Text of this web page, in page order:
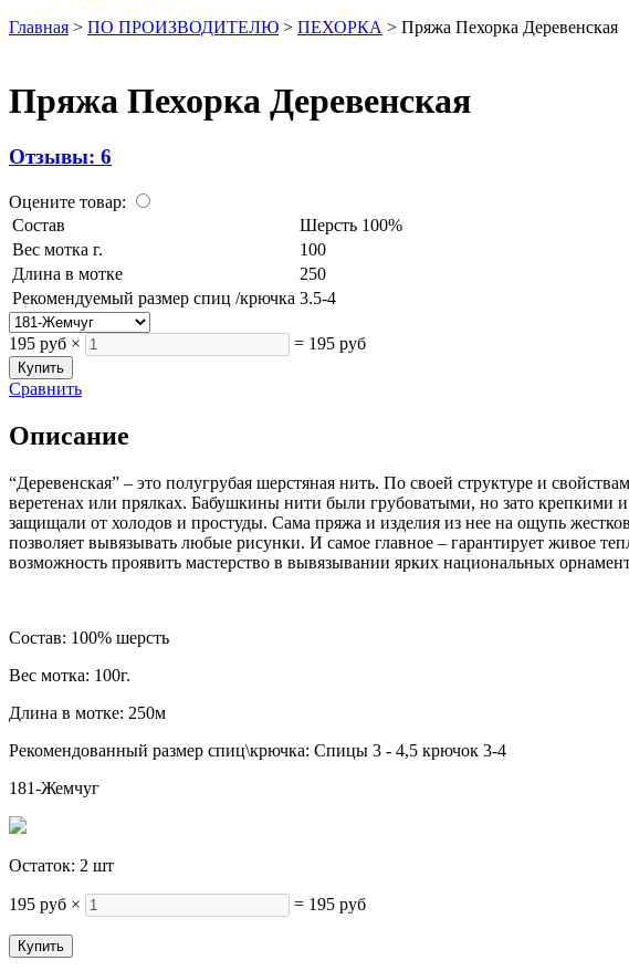
Главная > ПО ПРОИЗВОДИТЕЛЮ > ПЕХОРКА > Пряжа Пехорка Деревенская
Пряжа Пехорка Деревенская
Отзывы: 6
Оцените товар:
Состав
Шерсть 100%
Вес мотка г.
100
Длина в мотке
250
Рекомендуемый размер спиц /крючка 3.5-4
195 руб × = 195 руб
Сравнить
Описание
“Деревенская” – это полугрубая шерстяная нить. По своей структуре и
веретенах или прялках. Бабушкины нити были грубоватыми, но зато крепкими
защищали от холодов и простуды. Сама пряжа и изделия из нее на ощупь
позволяет вывязывать любые рисунки. И самое главное – гарантирует живое
возможность проявить мастерство в вывязывании ярких национальных
Состав: 100% шерсть
Вес мотка: 100г.
Длина в мотке: 250м
Рекомендованный размер спиц\крючка: Спицы 3 - 4,5 крючок 3-4
181-Жемчуг
Остаток: 2 шт
195 руб × = 195 руб